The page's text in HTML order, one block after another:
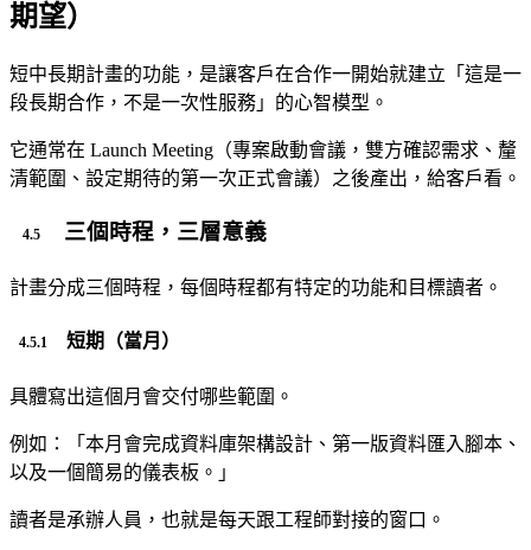
期望）
短中長期計畫的功能，是讓客戶在合作一開始就建立「這是一
段長期合作，不是一次性服務」的心智模型。
它通常在 Launch Meeting（專案啟動會議，雙方確認需求、釐
清範圍、設定期待的第一次正式會議）之後產出，給客戶看。
三個時程，三層意義
計畫分成三個時程，每個時程都有特定的功能和目標讀者。
短期（當月）
具體寫出這個月會交付哪些範圍。
例如：「本月會完成資料庫架構設計、第一版資料匯入腳本、
以及一個簡易的儀表板。」
讀者是承辦人員，也就是每天跟工程師對接的窗口。